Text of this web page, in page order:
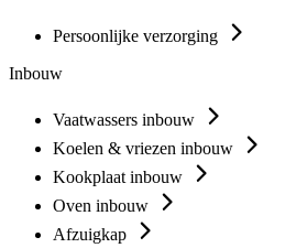
Persoonlijke verzorging
Inbouw
Vaatwassers inbouw
Koelen & vriezen inbouw
Kookplaat inbouw
Oven inbouw
Afzuigkap